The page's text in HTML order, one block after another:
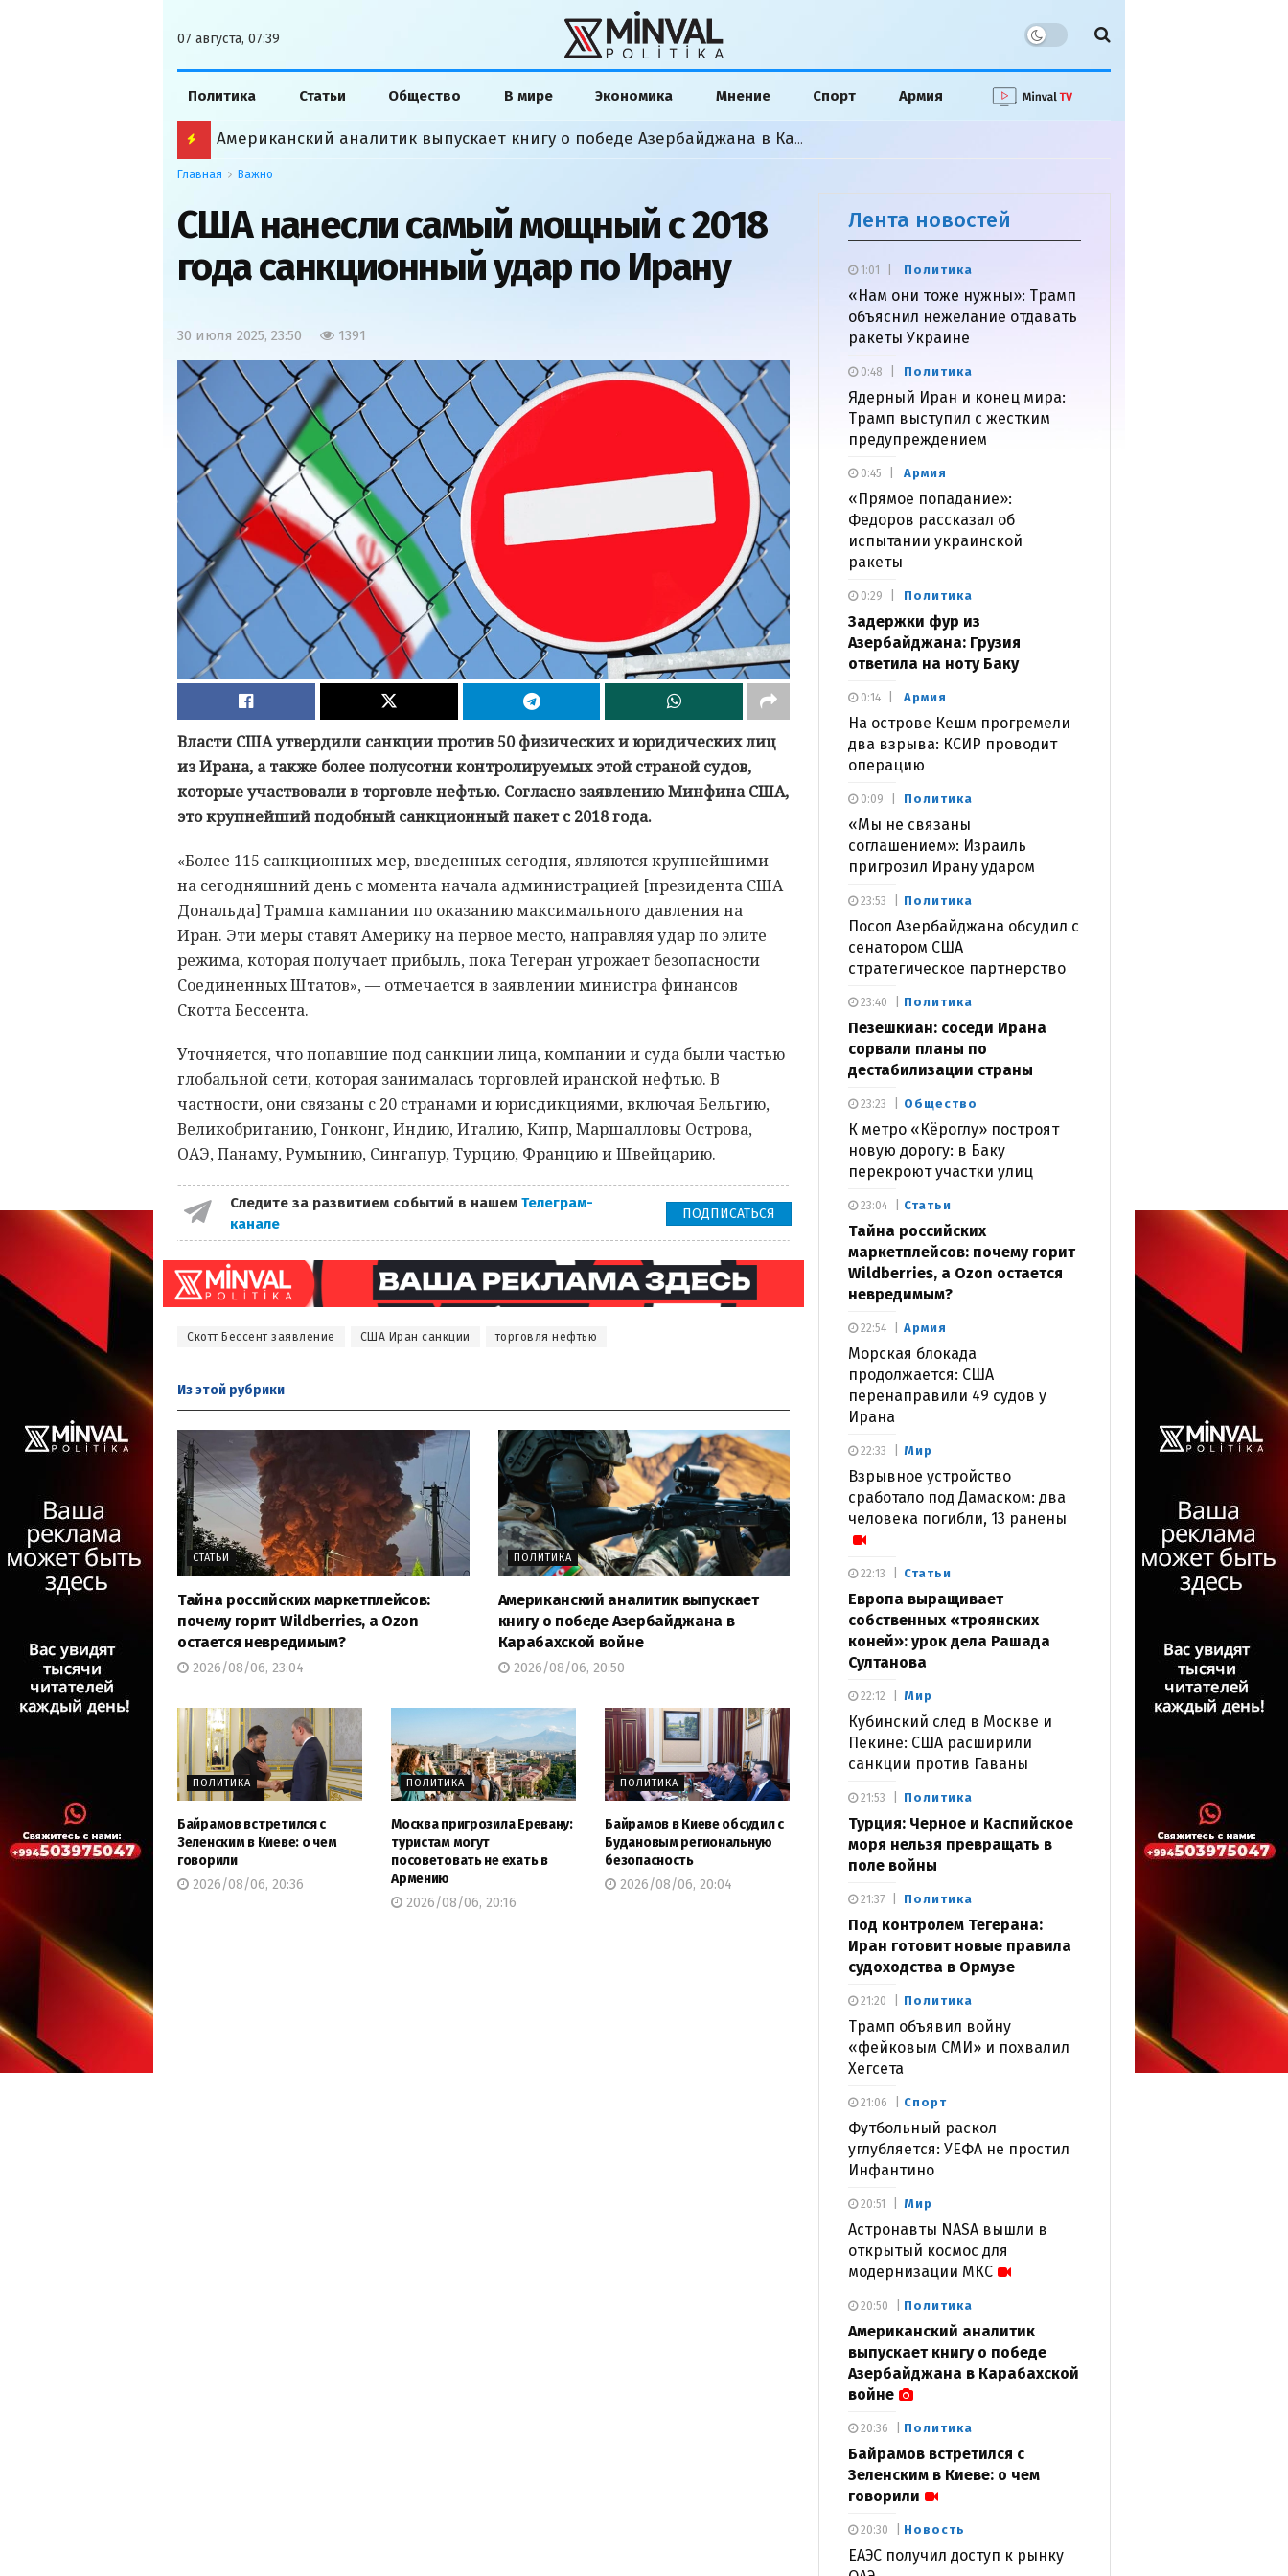
07 августа, 07:39
Политика Статьи Общество В мире Экономика Мнение Спорт Армия
Американский аналитик выпускает книгу о победе Азербайджана в Карабахской войне
Главная Важно
США нанесли самый мощный с 2018
года санкционный удар по Ирану
30 июля 2025, 23:50 1391
Власти США утвердили санкции против 50 физических и юридических лиц
из Ирана, а также более полусотни контролируемых этой страной судов,
которые участвовали в торговле нефтью. Согласно заявлению Минфина США,
это крупнейший подобный санкционный пакет с 2018 года.
«Более 115 санкционных мер, введенных сегодня, являются крупнейшими
на сегодняшний день с момента начала администрацией [президента США
Дональда] Трампа кампании по оказанию максимального давления на
Иран. Эти меры ставят Америку на первое место, направляя удар по элите
режима, которая получает прибыль, пока Тегеран угрожает безопасности
Соединенных Штатов», — отмечается в заявлении министра финансов
Скотта Бессента.
Уточняется, что попавшие под санкции лица, компании и суда были частью
глобальной сети, которая занималась торговлей иранской нефтью. В
частности, они связаны с 20 странами и юрисдикциями, включая Бельгию,
Великобританию, Гонконг, Индию, Италию, Кипр, Маршалловы Острова,
ОАЭ, Панаму, Румынию, Сингапур, Турцию, Францию и Швейцарию.
Следите за развитием событий в нашем Телеграм-
канале
ПОДПИСАТЬСЯ
Скотт Бессент заявление США Иран санкции торговля нефтью
Из этой рубрики
СТАТЬИ
Тайна российских маркетплейсов:
почему горит Wildberries, а Ozon
остается невредимым?
2026/08/06, 23:04
ПОЛИТИКА
Американский аналитик выпускает
книгу о победе Азербайджана в
Карабахской войне
2026/08/06, 20:50
ПОЛИТИКА
Байрамов встретился с
Зеленским в Киеве: о чем
говорили
2026/08/06, 20:36
ПОЛИТИКА
Москва пригрозила Еревану:
туристам могут
посоветовать не ехать в
Армению
2026/08/06, 20:16
ПОЛИТИКА
Байрамов в Киеве обсудил с
Будановым региональную
безопасность
2026/08/06, 20:04
Лента новостей
Политика
«Нам они тоже нужны»: Трамп
объяснил нежелание отдавать
ракеты Украине
1:01
Политика
Ядерный Иран и конец мира:
Трамп выступил с жестким
предупреждением
0:48
Армия
«Прямое попадание»:
Федоров рассказал об
испытании украинской
ракеты
0:45
Политика
Задержки фур из
Азербайджана: Грузия
ответила на ноту Баку
0:29
Армия
На острове Кешм прогремели
два взрыва: КСИР проводит
операцию
0:14
Политика
«Мы не связаны
соглашением»: Израиль
пригрозил Ирану ударом
0:09
Политика
Посол Азербайджана обсудил с
сенатором США
стратегическое партнерство
23:53
Политика
Пезешкиан: соседи Ирана
сорвали планы по
дестабилизации страны
23:40
Общество
К метро «Кёроглу» построят
новую дорогу: в Баку
перекроют участки улиц
23:23
Статьи
Тайна российских
маркетплейсов: почему горит
Wildberries, а Ozon остается
невредимым?
23:04
Армия
Морская блокада
продолжается: США
перенаправили 49 судов у
Ирана
22:54
Мир
Взрывное устройство
сработало под Дамаском: два
человека погибли, 13 ранены
22:33
Статьи
Европа выращивает
собственных «троянских
коней»: урок дела Рашада
Султанова
22:13
Мир
Кубинский след в Москве и
Пекине: США расширили
санкции против Гаваны
22:12
Политика
Турция: Черное и Каспийское
моря нельзя превращать в
поле войны
21:53
Политика
Под контролем Тегерана:
Иран готовит новые правила
судоходства в Ормузе
21:37
Политика
Трамп объявил войну
«фейковым СМИ» и похвалил
Хегсета
21:20
Спорт
Футбольный раскол
углубляется: УЕФА не простил
Инфантино
21:06
Мир
Астронавты NASA вышли в
открытый космос для
модернизации МКС
20:51
Политика
Американский аналитик
выпускает книгу о победе
Азербайджана в Карабахской
войне
20:50
Политика
Байрамов встретился с
Зеленским в Киеве: о чем
говорили
20:36
Новость
ЕАЭС получил доступ к рынку
20:30